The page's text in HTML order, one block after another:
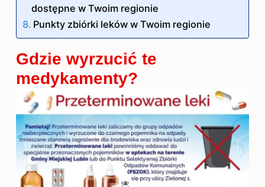
dostępne w Twoim regionie
Punkty zbiórki leków w Twoim regionie
Gdzie wyrzucić te
medykamenty?